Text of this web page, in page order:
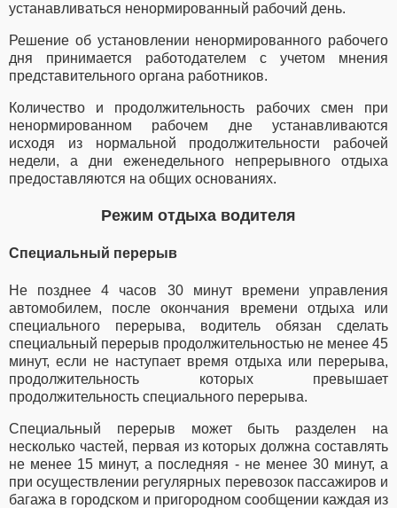
устанавливаться ненормированный рабочий день.
Решение об установлении ненормированного рабочего
дня принимается работодателем с учетом мнения
представительного органа работников.
Количество и продолжительность рабочих смен при
ненормированном рабочем дне устанавливаются
исходя из нормальной продолжительности рабочей
недели, а дни еженедельного непрерывного отдыха
предоставляются на общих основаниях.
Режим отдыха водителя
Специальный перерыв
Не позднее 4 часов 30 минут времени управления
автомобилем, после окончания времени отдыха или
специального перерыва, водитель обязан сделать
специальный перерыв продолжительностью не менее 45
минут, если не наступает время отдыха или перерыва,
продолжительность которых превышает
продолжительность специального перерыва.
Специальный перерыв может быть разделен на
несколько частей, первая из которых должна составлять
не менее 15 минут, а последняя - не менее 30 минут, а
при осуществлении регулярных перевозок пассажиров и
багажа в городском и пригородном сообщении каждая из